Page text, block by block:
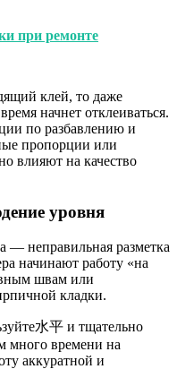
при ремонте
клей, то даже
начнет отклеиваться.
по разбавлению и
пропорции или
влияют на качество
уровня
— неправильная разметка
начинают работу «на
швам или
кладки.
水平 и тщательно
много времени на
аккуратной и